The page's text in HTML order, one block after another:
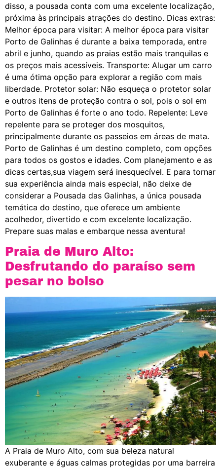
disso, a pousada conta com uma excelente localização,
próxima às principais atrações do destino. Dicas extras:
Melhor época para visitar: A melhor época para visitar
Porto de Galinhas é durante a baixa temporada, entre
abril e junho, quando as praias estão mais tranquilas e
os preços mais acessíveis. Transporte: Alugar um carro
é uma ótima opção para explorar a região com mais
liberdade. Protetor solar: Não esqueça o protetor solar
e outros itens de proteção contra o sol, pois o sol em
Porto de Galinhas é forte o ano todo. Repelente: Leve
repelente para se proteger dos mosquitos,
principalmente durante os passeios em áreas de mata.
Porto de Galinhas é um destino completo, com opções
para todos os gostos e idades. Com planejamento e as
dicas certas,sua viagem será inesquecível. E para tornar
sua experiência ainda mais especial, não deixe de
considerar a Pousada das Galinhas, a única pousada
temática do destino, que oferece um ambiente
acolhedor, divertido e com excelente localização.
Prepare suas malas e embarque nessa aventura!
Praia de Muro Alto:
Desfrutando do paraíso sem
pesar no bolso
A Praia de Muro Alto, com sua beleza natural
exuberante e águas calmas protegidas por uma barreira